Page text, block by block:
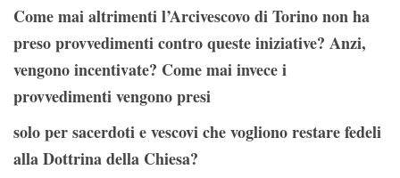
Come mai altrimenti l’Arcivescovo di Torino non ha
preso provvedimenti contro queste iniziative? Anzi,
vengono incentivate? Come mai invece i
provvedimenti vengono presi
solo per sacerdoti e vescovi che vogliono restare fedeli
alla Dottrina della Chiesa?